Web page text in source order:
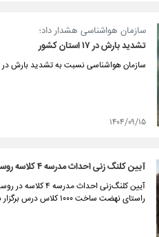
سازمان هواشناسی هشدار داد؛
تشدید بارش در ۱۷ استان کشور
سازمان هواشناسی نسبت به تشدید بارش در ۱۷ استان هشدار داد و لزوم پرهیز از سفرهای غیرضروری را توصیه کرد.
۱۴۰۴/۰۹/۱۵
آیین کلنگ زنی احداث مدرسه ۴ کلاسه روستای وشنام مرید برگزار شد
آیین کلنگ‌زنی
راستای نهضت ساخت ۱۰۰۰ کلاس درس برگزار شد.